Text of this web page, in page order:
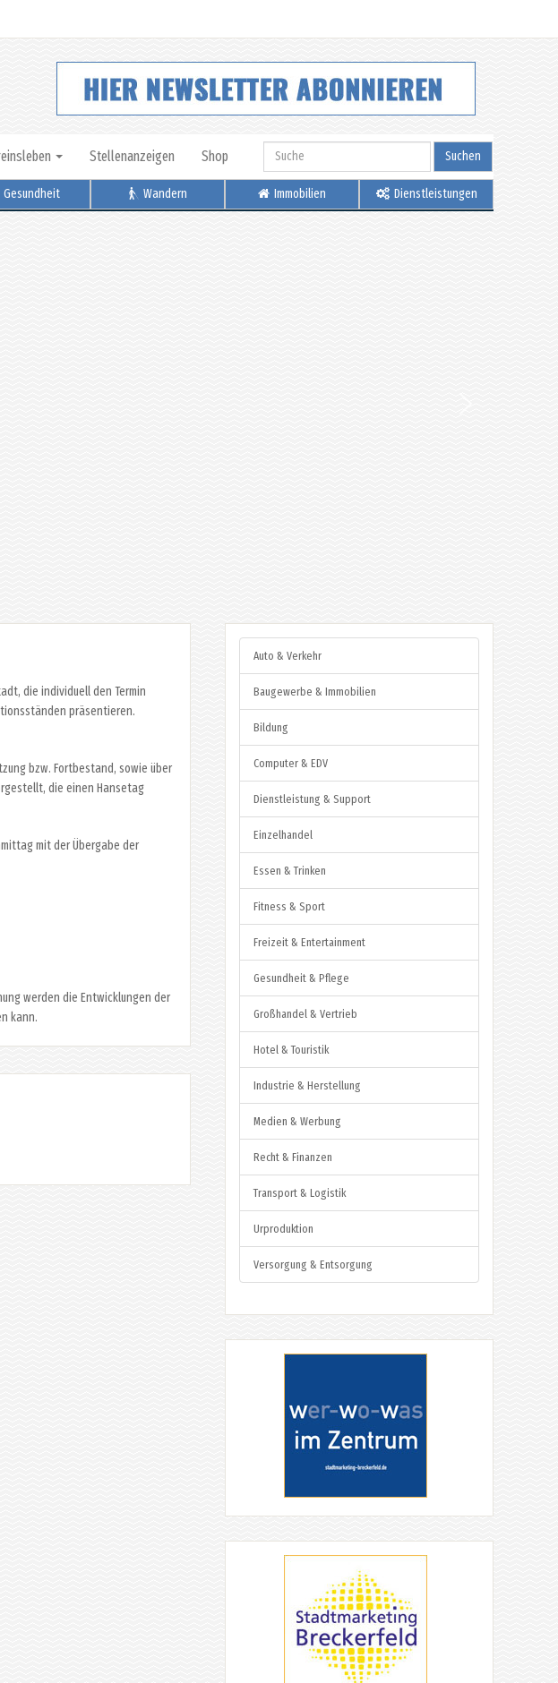
Stellenanzeigen Shop Suchen
Gesundheit Wandern Immobilien Dienstleistungen
die individuell den Termin
präsentieren.
bzw. Fortbestand, sowie über
die einen Hansetag
mit der Übergabe der
werden die Entwicklungen der
kann.
Auto & Verkehr
Baugewerbe & Immobilien
Bildung
Computer & EDV
Dienstleistung & Support
Einzelhandel
Essen & Trinken
Fitness & Sport
Freizeit & Entertainment
Gesundheit & Pflege
Großhandel & Vertrieb
Hotel & Touristik
Industrie & Herstellung
Medien & Werbung
Recht & Finanzen
Transport & Logistik
Urproduktion
Versorgung & Entsorgung